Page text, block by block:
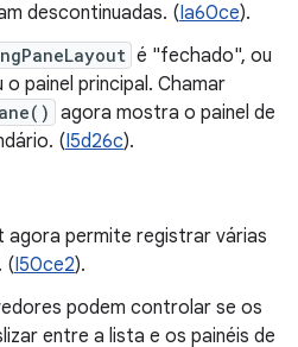
descontinuadas. (Ia60ce).
é "fechado", ou
painel principal. Chamar
agora mostra o painel de
(I5d26c).
agora permite registrar várias
(I50ce2).
podem controlar se os
entre a lista e os painéis de